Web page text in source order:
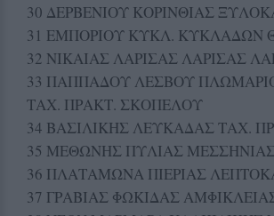
30 ΔΕΡΒΕΝΙΟΥ ΚΟΡΙΝΘΙΑΣ
31 ΕΜΠΟΡΙΟΥ ΚΥΚΛ. ΚΥΚΛΑΔΩΝ
32 ΝΙΚΑΙΑΣ ΛΑΡΙΣΑΣ ΛΑΡΙΣΑΣ
33 ΠΑΠΠΑΔΟΥ ΛΕΣΒΟΥ
ΤΑΧ. ΠΡΑΚΤ. ΣΚΟΠΕΛΟΥ
34 ΒΑΣΙΛΙΚΗΣ ΛΕΥΚΑΔΑΣ ΤΑΧ.
35 ΜΕΘΩΝΗΣ ΠΥΛΙΑΣ
36 ΠΛΑΤΑΜΩΝΑ ΠΙΕΡΙΑΣ
37 ΓΡΑΒΙΑΣ ΦΩΚΙΔΑΣ